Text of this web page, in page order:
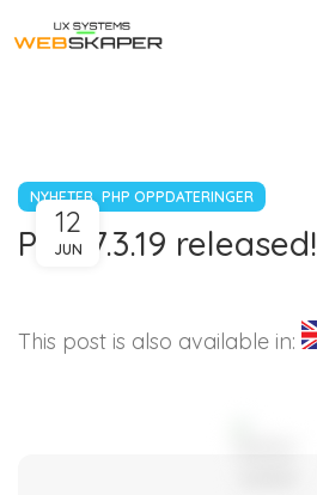
NYHETER, PHP OPPDATERINGER
PHP 7.3.19 released!
12
JUN
This post is also available in: